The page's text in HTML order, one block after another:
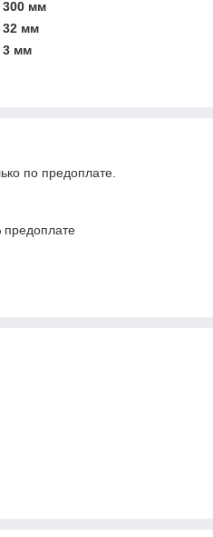
300 мм
32 мм
3 мм
по предоплате.
предоплате